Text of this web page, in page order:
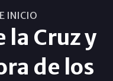
INICIO
la Cruz y
de los